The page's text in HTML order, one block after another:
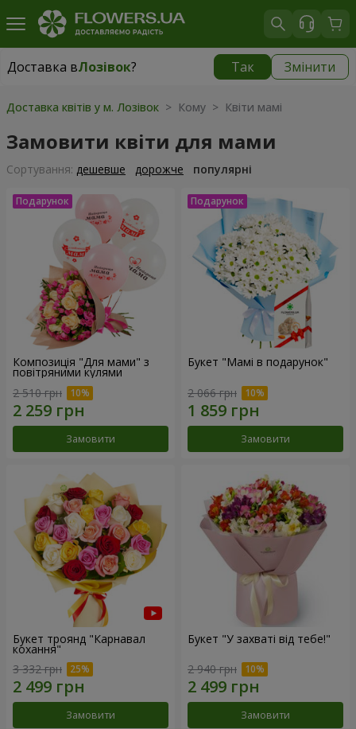
Доставка вЛозівок? Так Змінити
Доставка вЛозівок|
Доставка квітів у м. Лозівок > Кому > Квіти мамі
Замовити квіти для мами
Сортування: дешевше дорожче популярні
Композиція "Для мами" з
повітряними кулями
2 510 грн
Замовити
Букет "Мамі в подарунок"
2 066 грн
Замовити
Букет троянд "Карнавал
кохання"
3 332 грн
Замовити
Букет "У захваті від тебе!"
2 940 грн
Замовити